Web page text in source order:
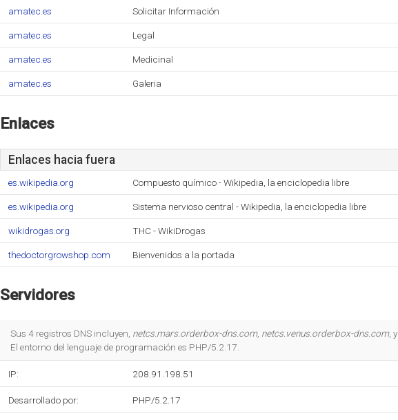
amatec.es Solicitar Información
amatec.es Legal
amatec.es Medicinal
amatec.es Galeria
Enlaces
Enlaces hacia fuera
es.wikipedia.org Compuesto químico - Wikipedia, la enciclopedia libre
es.wikipedia.org Sistema nervioso central - Wikipedia, la enciclopedia libre
wikidrogas.org THC - WikiDrogas
thedoctorgrowshop.com Bienvenidos a la portada
Servidores
Sus 4 registros DNS incluyen, netcs.mars.orderbox-dns.com, netcs.venus.orderbox-dns.com, y
El entorno del lenguaje de programación es PHP/5.2.17.
IP: 208.91.198.51
Desarrollado por: PHP/5.2.17